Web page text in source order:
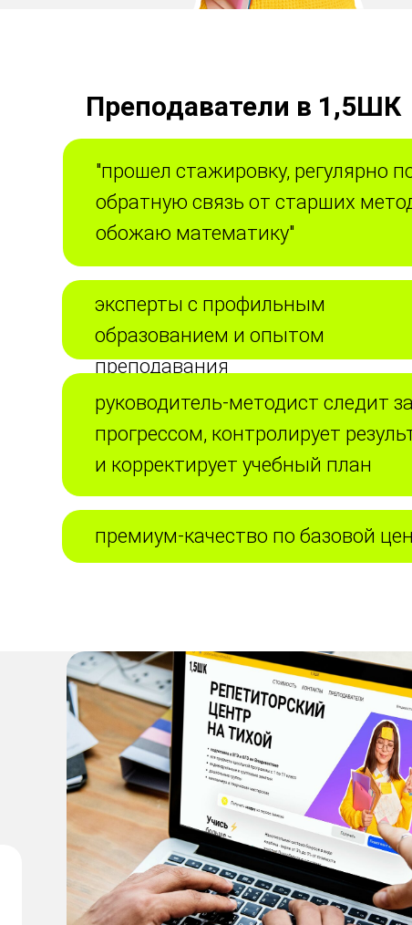
"прошел стажировку, регулярно
обратную связь от старших
обожаю математику"
эксперты с профильным
образованием и опытом
преподавания
руководитель-методист следит за
прогрессом, контролирует
и корректирует учебный план
премиум-качество по базовой
Преподаватели в 1,5ШК